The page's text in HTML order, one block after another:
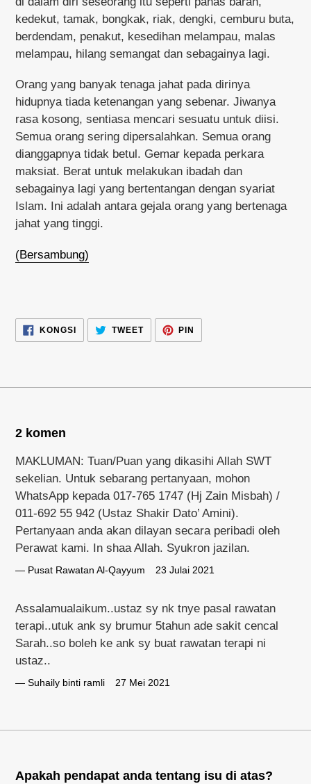
kedekut, tamak, bongkak, riak, dengki, cemburu buta,
berdendam, penakut, kesedihan melampau, malas
melampau, hilang semangat dan sebagainya lagi.
Orang yang banyak tenaga jahat pada dirinya
hidupnya tiada ketenangan yang sebenar. Jiwanya
rasa kosong, sentiasa mencari sesuatu untuk diisi.
Semua orang sering dipersalahkan. Semua orang
dianggapnya tidak betul. Gemar kepada perkara
maksiat. Berat untuk melakukan ibadah dan
sebagainya lagi yang bertentangan dengan syariat
Islam. Ini adalah antara gejala orang yang bertenaga
jahat yang tinggi.
(Bersambung)
KONGSI KONGSI
DALAM
FACEBOOK
TWEETTWEET
DALAM
TWITTER
PIN
PINTEREST
2 komen
MAKLUMAN: Tuan/Puan yang dikasihi Allah SWT
sekelian. Untuk sebarang pertanyaan, mohon
WhatsApp kepada 017-765 1747 (Hj Zain Misbah) /
011-692 55 942 (Ustaz Shakir Dato’ Amini).
Pertanyaan anda akan dilayan secara peribadi oleh
Perawat kami. In shaa Allah. Syukron jazilan.
Pusat Rawatan Al-Qayyum 23 Julai 2021
Assalamualaikum..ustaz sy nk tnye pasal rawatan
terapi..utuk ank sy brumur 5tahun ade sakit cencal
Sarah..so boleh ke ank sy buat rawatan terapi ni
ustaz..
Suhaily binti ramli 27 Mei 2021
Apakah pendapat anda tentang isu di atas?